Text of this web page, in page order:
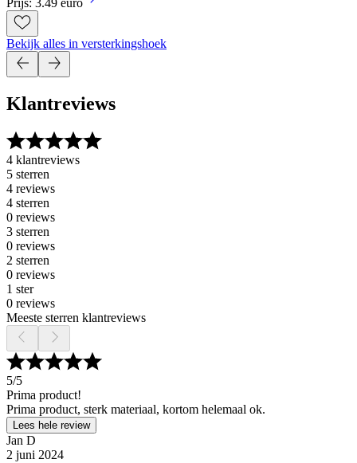
Prijs: 3.49 euro
Bekijk alles in versterkingshoek
Klantreviews
4 klantreviews
5 sterren
4 reviews
4 sterren
0 reviews
3 sterren
0 reviews
2 sterren
0 reviews
1 ster
0 reviews
Meeste sterren klantreviews
5/5
Prima product!
Prima product, sterk materiaal, kortom helemaal ok.
Lees hele review
Jan D
2 juni 2024